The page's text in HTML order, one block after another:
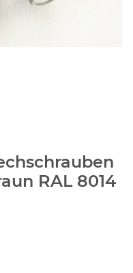
RAL 8014